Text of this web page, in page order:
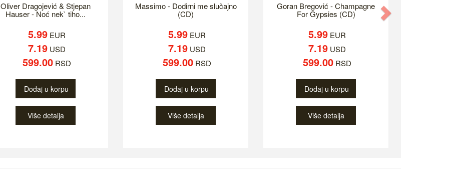
Oliver Dragojević & Stjepan
Hauser - Noć nek` tiho...
5.99 EUR
7.19 USD
599.00 RSD
Dodaj u korpu
Više detalja
Massimo - Dodirni me slučajno
(CD)
5.99 EUR
7.19 USD
599.00 RSD
Dodaj u korpu
Više detalja
Goran Bregović - Champagne
For Gypsies (CD)
5.99 EUR
7.19 USD
599.00 RSD
Dodaj u korpu
Više detalja